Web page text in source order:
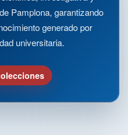
Pamplona, garantizando
generado por
universitaria.